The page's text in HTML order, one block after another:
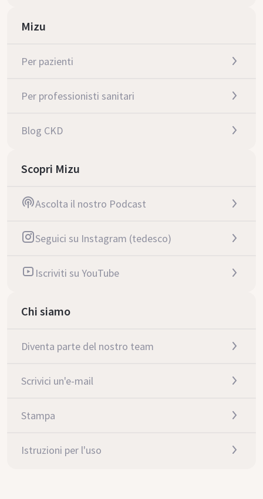
Mizu
Per pazienti
Per professionisti sanitari
Blog CKD
Scopri Mizu
Ascolta il nostro Podcast
Seguici su Instagram (tedesco)
Iscriviti su YouTube
Chi siamo
Diventa parte del nostro team
Scrivici un'e-mail
Stampa
Istruzioni per l'uso